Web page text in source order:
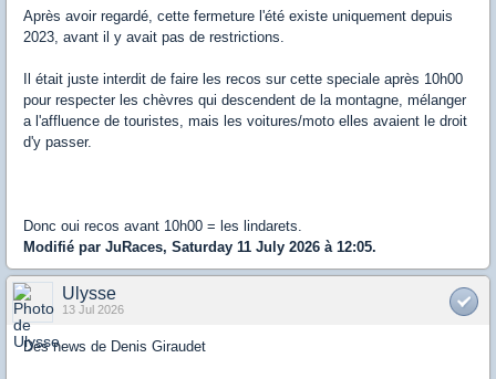
Après avoir regardé, cette fermeture l'été existe uniquement depuis
2023, avant il y avait pas de restrictions.
Il était juste interdit de faire les recos sur cette speciale après 10h00
pour respecter les chèvres qui descendent de la montagne, mélanger
a l'affluence de touristes, mais les voitures/moto elles avaient le droit
d'y passer.
Donc oui recos avant 10h00 = les lindarets.
Modifié par JuRaces, Saturday 11 July 2026 à 12:05.
Ulysse
13 Jul 2026
Des news de Denis Giraudet